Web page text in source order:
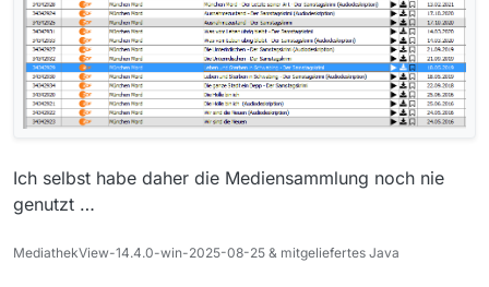
Ich selbst habe daher die Mediensammlung noch nie
genutzt …
MediathekView-14.4.0-win-2025-08-25 & mitgeliefertes Java